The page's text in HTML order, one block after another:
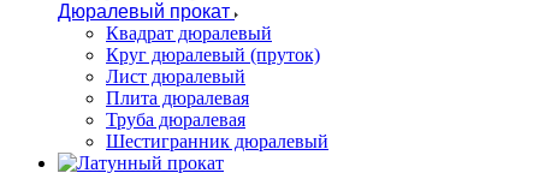
Дюралевый прокат
Квадрат дюралевый
Круг дюралевый (пруток)
Лист дюралевый
Плита дюралевая
Труба дюралевая
Шестигранник дюралевый